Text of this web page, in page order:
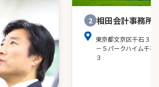
2 相田会計事務所
東京都文京区千石３－
－５パークハイム千石
３